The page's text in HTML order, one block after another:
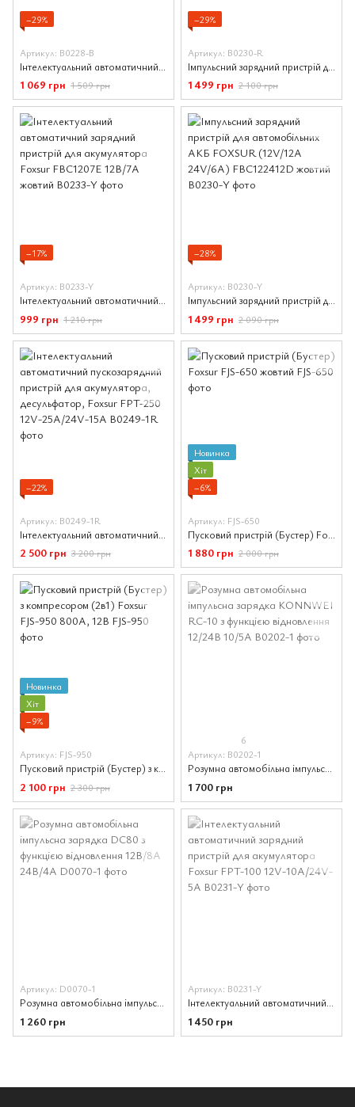
−29%
Артикул: B0228-B
Інтелектуальний автоматичний зарядний пристрій для акумулятора Foxsur FBC122408D 12V-8A/24V-4A
1 069 грн 1 509 грн
−29%
Артикул: B0230-R
Імпульсний зарядний пристрій для автомобільних АКБ FOXSUR (12V/12А 24V/6А) FBC122412D червоний
1 499 грн 2 100 грн
−17%
Артикул: B0233-Y
Інтелектуальний автоматичний зарядний пристрій для акумулятора Foxsur FBC1207E 12В/7A жовтий
999 грн 1 210 грн
−28%
Артикул: B0230-Y
Імпульсний зарядний пристрій для автомобільних АКБ FOXSUR (12V/12А 24V/6А) FBC122412D жовтий
1 499 грн 2 090 грн
−22%
Артикул: B0249-1R
Інтелектуальний автоматичний пускозарядний пристрій для акумулятора, десульфатор, Foxsur FPT-250 12V-25A/24V-15A
2 500 грн 3 200 грн
Новинка
Хіт
−6%
Артикул: FJS-650
Пусковий пристрій (Бустер) Foxsur FJS-650 жовтий
1 880 грн 2 000 грн
Новинка
Хіт
−9%
Артикул: FJS-950
Пусковий пристрій (Бустер) з компресором (2в1) Foxsur FJS-950 800А, 12В
2 100 грн 2 300 грн
6
Артикул: B0202-1
Розумна автомобільна імпульсна зарядка KONNWEI RC-10 з функцією відновлення 12/24В 10/5А
1 700 грн
Артикул: D0070-1
Розумна автомобільна імпульсна зарядка DC80 з функцією відновлення 12В/8А 24В/4А
1 260 грн
Артикул: B0231-Y
Інтелектуальний автоматичний зарядний пристрій для акумулятора Foxsur FPT-100 12V-10A/24V-5A
1 450 грн